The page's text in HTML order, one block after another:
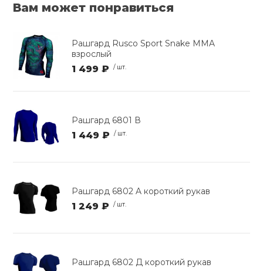
Вам может понравиться
Рашгард Rusco Sport Snake MMA
взрослый
1 499 ₽ / шт.
Рашгард 6801 В
1 449 ₽ / шт.
Рашгард 6802 A короткий рукав
1 249 ₽ / шт.
Рашгард 6802 Д короткий рукав